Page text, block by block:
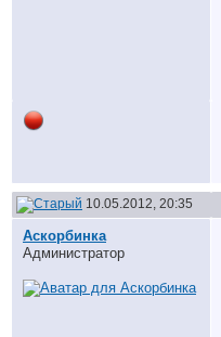
10.05.2012, 20:35
Аскорбинка
Администратор